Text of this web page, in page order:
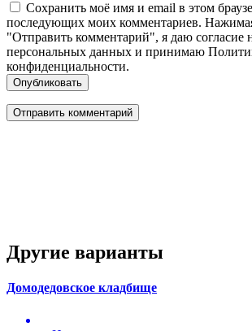
Сохранить моё имя и email в этом
последующих моих комментариев.
"Отправить комментарий", я даю согласие
персональных данных и принимаю
конфиденциальности.
Опубликовать
Другие варианты
Домодедовское кладбище